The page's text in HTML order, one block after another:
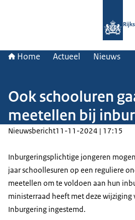
Home Actueel Nieuws
Ook schooluren
meetellen bij
Nieuwsbericht11-11-2024 | 17:15
Inburgeringsplichtige jongeren
jaar schoollesuren op een reguliere
meetellen om te voldoen aan hun
ministerraad heeft met deze wijziging
Inburgering ingestemd.